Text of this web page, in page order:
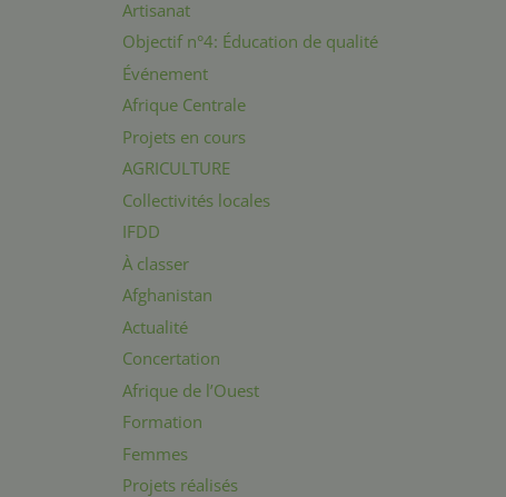
Artisanat
Objectif n°4: Éducation de qualité
Événement
Afrique Centrale
Projets en cours
AGRICULTURE
Collectivités locales
IFDD
À classer
Afghanistan
Actualité
Concertation
Afrique de l’Ouest
Formation
Femmes
Projets réalisés